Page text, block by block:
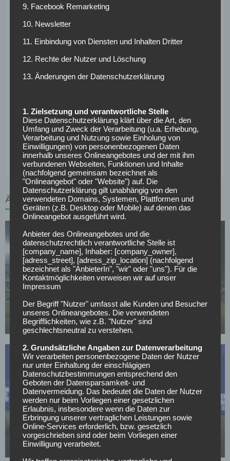
Und: Seit seinem Debüt für die deutsche
Slowakei (1:3) in Augsburg bereitete er 12 von 26
Kopfballtoren seiner Teamkollegen vor – das ist eine
Spiel aber auch ein: „Natürlich hat man gesehen, dass wir
verwundbar sind. Aber viel wichtiger für das
Selbstbewusstsein, dass wir solche Mannschaften
dominieren und schlagen können.“
ÄHNLICHE ARTIKEL
WELTMEISTERSCHAFT
Hoffnung
12.05.2026
WELTMEISTERSCHAFT
DFB-Kritik erfolgreich – WM-Prämien steigen
drastisch!
29.04.2026
9. Facebook Remarketing
10. Newsletter
11. Einbindung von Diensten und Inhalten Dritter
12. Rechte der Nutzer und Löschung
13. Änderungen der Datenschutzerklärung
1. Zielsetzung und verantwortliche Stelle
Diese Datenschutzerklärung klärt über die Art, den
Umfang und Zweck der Verarbeitung (u.a. Erhebung,
Verarbeitung und Nutzung sowie Einholung von
Einwilligungen) von personenbezogenen Daten
innerhalb unseres Onlineangebotes und der mit ihm
verbundenen Webseiten, Funktionen und Inhalte
(nachfolgend gemeinsam bezeichnet als
"Onlineangebot" oder "Website") auf. Die
Datenschutzerklärung gilt unabhängig von den
verwendeten Domains, Systemen, Plattformen und
Geräten (z.B. Desktop oder Mobile) auf denen das
Onlineangebot ausgeführt wird.
Anbieter des Onlineangebotes und die
datenschutzrechtlich verantwortliche Stelle ist
[company_name], Inhaber: [company_owner],
[adress_street], [adress_zip_location] (nachfolgend
bezeichnet als "AnbieterIn", "wir" oder "uns"). Für die
Kontaktmöglichkeiten verweisen wir auf unser
Impressum
Der Begriff "Nutzer" umfasst alle Kunden und Besucher
unseres Onlineangebotes. Die verwendeten
Begrifflichkeiten, wie z.B. "Nutzer" sind
geschlechtsneutral zu verstehen.
2. Grundsätzliche Angaben zur Datenverarbeitung
Wir verarbeiten personenbezogene Daten der Nutzer
nur unter Einhaltung der einschlägigen
Datenschutzbestimmungen entsprechend den
Geboten der Datensparsamkeit- und
Datenvermeidung. Das bedeutet die Daten der Nutzer
werden nur beim Vorliegen einer gesetzlichen
Erlaubnis, insbesondere wenn die Daten zur
Erbringung unserer vertraglichen Leistungen sowie
Online-Services erforderlich, bzw. gesetzlich
vorgeschrieben sind oder beim Vorliegen einer
Einwilligung verarbeitet.